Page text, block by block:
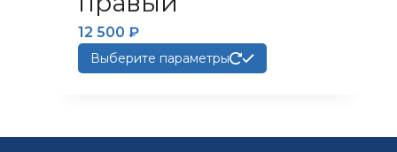
12 500 ₽
Выберите параметры
товар
вариаций.